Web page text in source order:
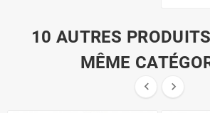
10 AUTRES
MÊME
 